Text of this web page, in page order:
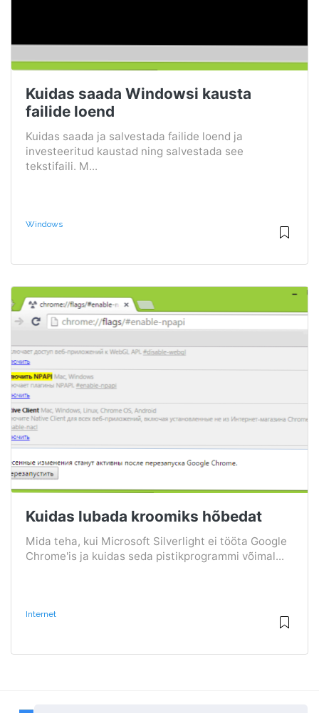
Kuidas saada Windowsi kausta
failide loend
Kuidas saada ja salvestada failide loend ja
investeeritud kaustad ning salvestada see
tekstifaili. M...
Windows
Kuidas lubada kroomiks hõbedat
Mida teha, kui Microsoft Silverlight ei tööta Google
Chrome'is ja kuidas seda pistikprogrammi võimal...
Internet